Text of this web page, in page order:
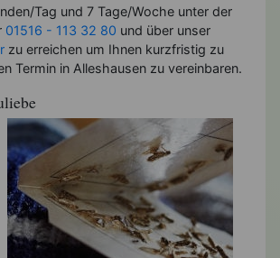
Tag und 7 Tage/Woche unter der
01516 - 113 32 80 und über unser
zu erreichen um Ihnen kurzfristig zu
Termin in Alleshausen zu vereinbaren.